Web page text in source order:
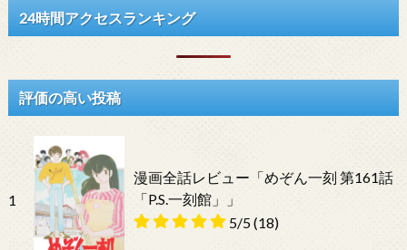
24時間アクセスランキング
評価の高い投稿
1
漫画全話レビュー「めぞん一刻 第161話
「P.S.一刻館」」
5/5(18)